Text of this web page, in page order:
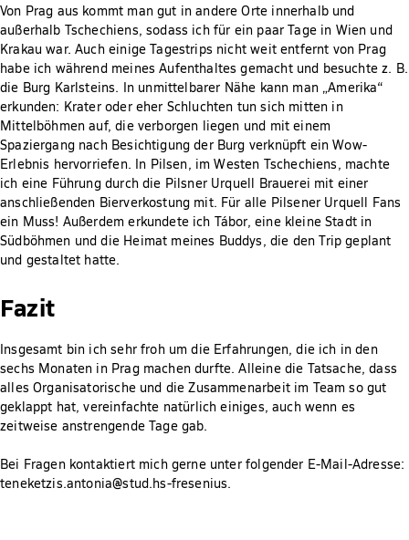
Von Prag aus kommt man gut in andere Orte innerhalb und
außerhalb Tschechiens, sodass ich für ein paar Tage in Wien und
Krakau war. Auch einige Tagestrips nicht weit entfernt von Prag
habe ich während meines Aufenthaltes gemacht und besuchte z. B.
die Burg Karlsteins. In unmittelbarer Nähe kann man „Amerika“
erkunden: Krater oder eher Schluchten tun sich mitten in
Mittelböhmen auf, die verborgen liegen und mit einem
Spaziergang nach Besichtigung der Burg verknüpft ein Wow-
Erlebnis hervorriefen. In Pilsen, im Westen Tschechiens, machte
ich eine Führung durch die Pilsner Urquell Brauerei mit einer
anschließenden Bierverkostung mit. Für alle Pilsener Urquell Fans
ein Muss! Außerdem erkundete ich Tábor, eine kleine Stadt in
Südböhmen und die Heimat meines Buddys, die den Trip geplant
und gestaltet hatte.
Fazit
Insgesamt bin ich sehr froh um die Erfahrungen, die ich in den
sechs Monaten in Prag machen durfte. Alleine die Tatsache, dass
alles Organisatorische und die Zusammenarbeit im Team so gut
geklappt hat, vereinfachte natürlich einiges, auch wenn es
zeitweise anstrengende Tage gab.
Bei Fragen kontaktiert mich gerne unter folgender E-Mail-Adresse:
teneketzis.antonia@stud.hs-fresenius.